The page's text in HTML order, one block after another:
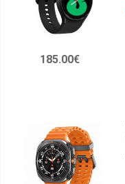
Xiaomi
185.00€